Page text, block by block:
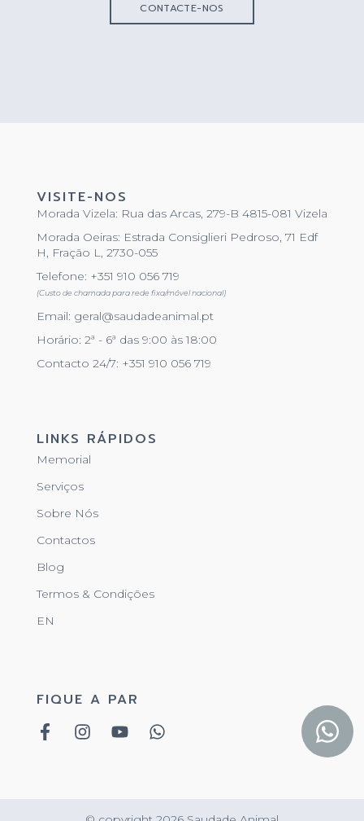
CONTACTE-NOS
VISITE-NOS
Morada Vizela: Rua das Arcas, 279-B 4815-081 Vizela
Morada Oeiras: Estrada Consiglieri Pedroso, 71 Edf
H, Fração L, 2730-055
Telefone: +351 910 056 719
(Custo de chamada para rede fixa/móvel nacional)
Email: geral@saudadeanimal.pt
Horário: 2ª - 6ª das 9:00 às 18:00
Contacto 24/7: +351 910 056 719
LINKS RÁPIDOS
Memorial
Serviços
Sobre Nós
Contactos
Blog
Termos & Condições
EN
FIQUE A PAR